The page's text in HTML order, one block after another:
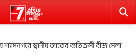
শ্যামনগরে স্থানীয় জাতের ব্যতিক্রমী বীজ মেলা